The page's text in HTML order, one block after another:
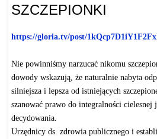
SZCZEPIONKI
https://gloria.tv/post/
Nie powinniśmy narzucać nikomu
dowody wskazują, że naturalnie nabyta
silniejsza i lepsza od istniejących
szanować prawo do integralności cielesnej
decydowania.
Urzędnicy ds. zdrowia publicznego i